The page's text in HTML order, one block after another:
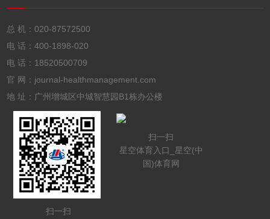
总 机：020-87572500
电 话：400-1898-020
电 话： 18520500709
官 网：journal-healthmanagement.com
地 址：广州增城区中城智慧园B1栋办公楼
扫一扫
扫一扫
星空体育入口_星空(中
国)体育网